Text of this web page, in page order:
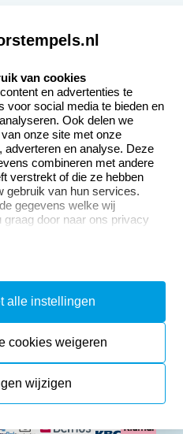
Klantenservice:
Contact opnemen
Veel gestelde vragen
Retourneren
Herroepingsrecht
van cookies
en advertenties te
voor social media te bieden en
Ook delen we
onze site met onze
adverteren en analyse. Deze
combineren met andere
verstrekt of die ze hebben
gebruik van hun services.
gegevens welke wij
door naar ons privacy
alle instellingen
cookies weigeren
wijzigen